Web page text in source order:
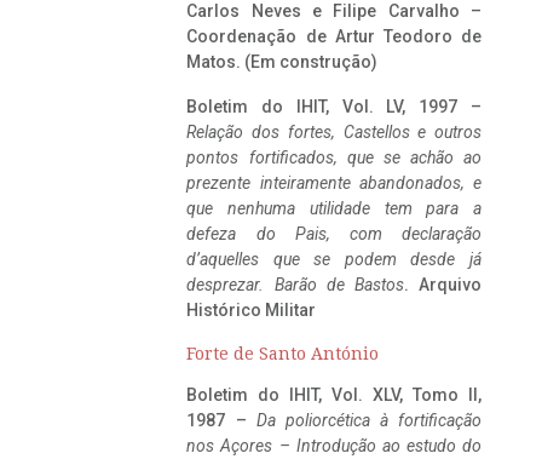
Carlos Neves e Filipe Carvalho –
Coordenação de Artur Teodoro de
Matos. (Em construção)
Boletim do IHIT, Vol. LV, 1997 –
Relação dos fortes, Castellos e outros
pontos fortificados, que se achão ao
prezente inteiramente abandonados, e
que nenhuma utilidade tem para a
defeza do Pais, com declaração
d’aquelles que se podem desde já
desprezar. Barão de Bastos. Arquivo
Histórico Militar
Forte de Santo António
Boletim do IHIT, Vol. XLV, Tomo II,
1987 – Da poliorcética à fortificação
nos Açores – Introdução ao estudo do